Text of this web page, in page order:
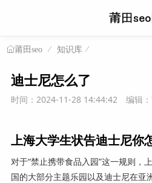
莆田seo 知识库
迪士尼怎么了
时间：2024-11-28 14:44:42 编辑
上海大学生状告迪士尼你
对于“禁止携带食品入园”这一规则，
国的大部分主题乐园以及迪士尼在亚